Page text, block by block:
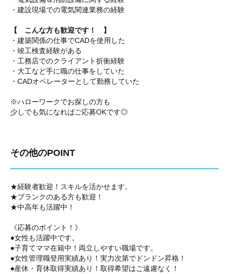
・建設現場での電気関連業務の経験
【 こんな方も歓迎です！ 】
・建築関係の仕事でCADを使用した
・竣工検査経験がある
・工務店でのクライアント折衝経験
・大工など手に職の仕事をしていた
・CADオペレーターとして勤務していた
※ハローワークでお探しの方も
少しでも気になればご応募OKです◎
その他のPOINT
★経験者歓迎！スキルを活かせます。
★ブランクのある方も歓迎！
★中高年も活躍中！
《応募のポイント！》
●女性も活躍中です。
●子育てママ在籍中！両立しやすい職場です。
●女性管理職登用実績あり！実力次第でドンドン昇格！
●産休・育休取得実績あり！取得希望はご遠慮なく！